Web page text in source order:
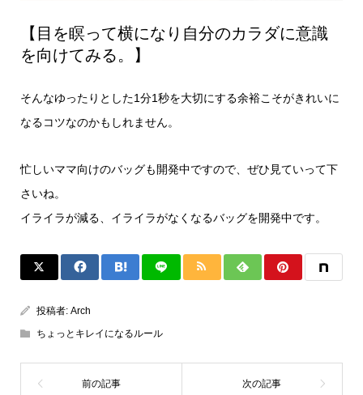
【目を瞑って横になり自分のカラダに意識
を向けてみる。】
そんなゆったりとした1分1秒を大切にする余裕こそがきれいに
なるコツなのかもしれません。
忙しいママ向けのバッグも開発中ですので、ぜひ見ていって下
さいね。
イライラが減る、イライラがなくなるバッグを開発中です。
投稿者: Arch
ちょっとキレイになるルール